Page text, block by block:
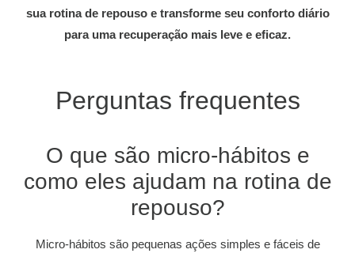
sua rotina de repouso e transforme seu conforto diário
para uma recuperação mais leve e eficaz.
Perguntas frequentes
O que são micro-hábitos e
como eles ajudam na rotina de
repouso?
Micro-hábitos são pequenas ações simples e fáceis de